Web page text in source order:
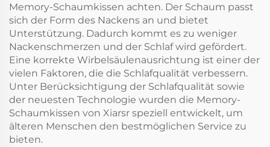
Memory-Schaumkissen achten. Der Schaum passt
sich der Form des Nackens an und bietet
Unterstützung. Dadurch kommt es zu weniger
Nackenschmerzen und der Schlaf wird gefördert.
Eine korrekte Wirbelsäulenausrichtung ist einer der
vielen Faktoren, die die Schlafqualität verbessern.
Unter Berücksichtigung der Schlafqualität sowie
der neuesten Technologie wurden die Memory-
Schaumkissen von Xiarsr speziell entwickelt, um
älteren Menschen den bestmöglichen Service zu
bieten.